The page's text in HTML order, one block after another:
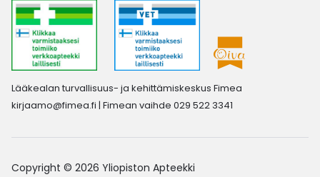
Lääkealan turvallisuus- ja kehittämiskeskus Fimea
kirjaamo@fimea.fi | Fimean vaihde 029 522 3341
Copyright © 2026 Yliopiston Apteekki